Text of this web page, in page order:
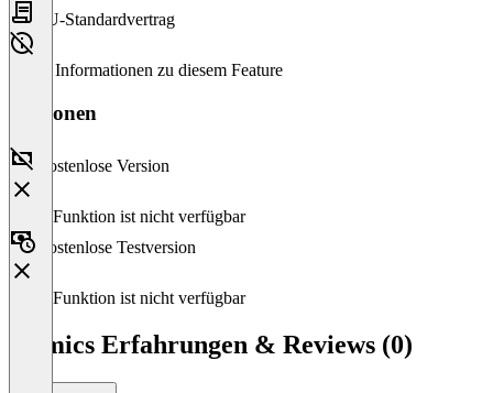
EU-Standardvertrag
Keine Informationen zu diesem Feature
Versionen
Kostenlose Version
Diese Funktion ist nicht verfügbar
Kostenlose Testversion
Diese Funktion ist nicht verfügbar
aiomics Erfahrungen & Reviews (0)